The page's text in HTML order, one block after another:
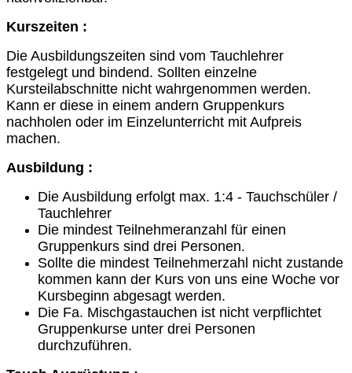
Kurszeiten :
Die Ausbildungszeiten sind vom Tauchlehrer
festgelegt und bindend. Sollten einzelne
Kursteilabschnitte nicht wahrgenommen werden.
Kann er diese in einem andern Gruppenkurs
nachholen oder im Einzelunterricht mit Aufpreis
machen.
Ausbildung :
Die Ausbildung erfolgt max. 1:4 - Tauchschüler /
Tauchlehrer
Die mindest Teilnehmeranzahl für einen
Gruppenkurs sind drei Personen.
Sollte die mindest Teilnehmerzahl nicht zustande
kommen kann der Kurs von uns eine Woche vor
Kursbeginn abgesagt werden.
Die Fa. Mischgastauchen ist nicht verpflichtet
Gruppenkurse unter drei Personen
durchzuführen.